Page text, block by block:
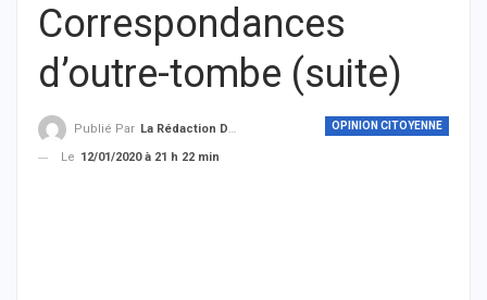
Correspondances
d’outre-tombe (suite)
OPINION CITOYENNE
Publié Par La Rédaction De THIEYSENEGAL.com
Le 12/01/2020 à 21 h 22 min